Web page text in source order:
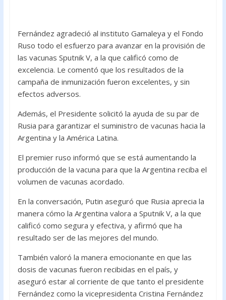
Fernández agradeció al instituto Gamaleya y el Fondo
Ruso todo el esfuerzo para avanzar en la provisión de
las vacunas Sputnik V, a la que calificó como de
excelencia. Le comentó que los resultados de la
campaña de inmunización fueron excelentes, y sin
efectos adversos.
Además, el Presidente solicitó la ayuda de su par de
Rusia para garantizar el suministro de vacunas hacia la
Argentina y la América Latina.
El premier ruso informó que se está aumentando la
producción de la vacuna para que la Argentina reciba el
volumen de vacunas acordado.
En la conversación, Putin aseguró que Rusia aprecia la
manera cómo la Argentina valora a Sputnik V, a la que
calificó como segura y efectiva, y afirmó que ha
resultado ser de las mejores del mundo.
También valoró la manera emocionante en que las
dosis de vacunas fueron recibidas en el país, y
aseguró estar al corriente de que tanto el presidente
Fernández como la vicepresidenta Cristina Fernández